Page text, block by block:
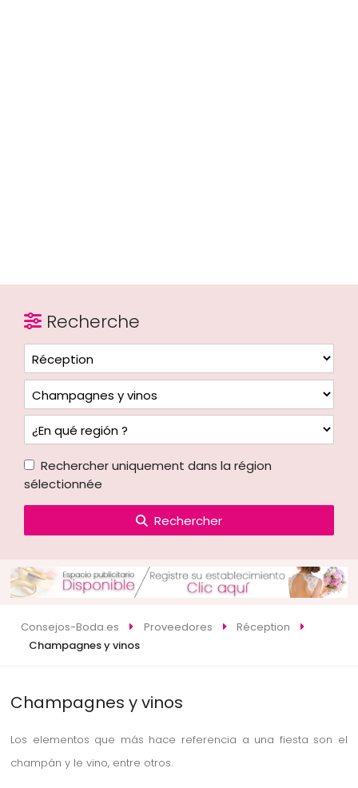
Recherche
Rechercher uniquement dans la région
sélectionnée
Rechercher
Consejos-Boda.es Proveedores
Réception
Champagnes y vinos
Champagnes y vinos
Los elementos que más hace referencia a una fiesta son el
champán y le vino, entre otros.